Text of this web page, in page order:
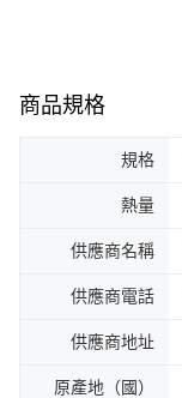
商品規格
規格
熱量
供應商名稱
供應商電話
供應商地址
原產地（國）